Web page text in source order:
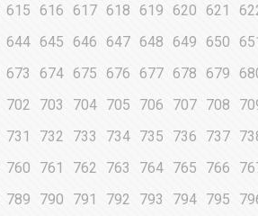
615 616 617 618 619 620 621
644 645 646 647 648 649 650
673 674 675 676 677 678 679
702 703 704 705 706 707 708
731 732 733 734 735 736 737
760 761 762 763 764 765 766
789 790 791 792 793 794 795